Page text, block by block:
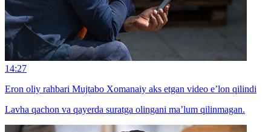
14:27
Eron oliy rahbari Mujtabo Xomanaiy aks etgan video e’lon qilindi
Lavha qachon va qayerda suratga olingani ma’lum qilinmagan.